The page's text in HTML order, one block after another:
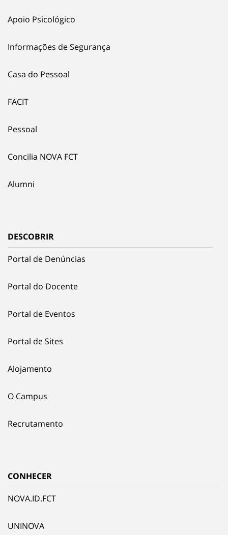
Apoio Psicológico
Informações de Segurança
Casa do Pessoal
FACIT
Pessoal
Concilia NOVA FCT
Alumni
DESCOBRIR
Portal de Denúncias
Portal do Docente
Portal de Eventos
Portal de Sites
Alojamento
O Campus
Recrutamento
CONHECER
NOVA.ID.FCT
UNINOVA